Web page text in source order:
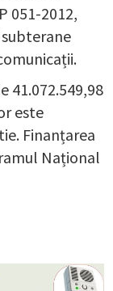
051-2012,
41.072.549,98
este
Finanțarea
Național